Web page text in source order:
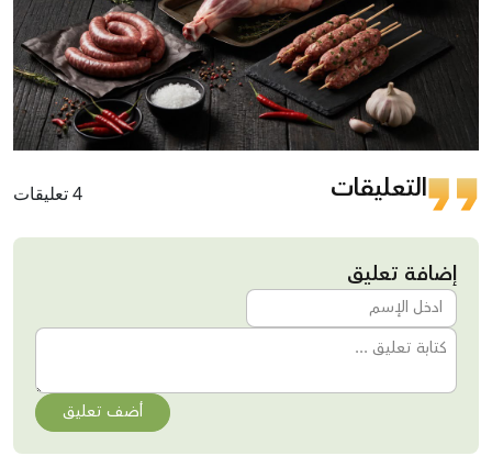
التعليقات 4 تعليقات
إضافة تعليق
أضف تعليق